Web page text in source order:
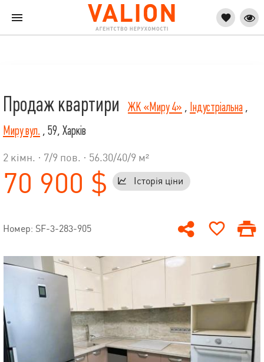
Продаж квартири ЖК «Миру 4» , Індустріальна ,
Миру вул. , 59, Харків
2 кімн. · 7/9 пов. · 56.30/40/9 м²
70 900 $ Історія ціни
Номер: SF-3-283-905